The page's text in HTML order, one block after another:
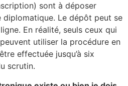
sont à déposer
Le dépôt peut se
En réalité, seuls ceux qui
utiliser la procédure en
effectuée jusqu’à six
scrutin.